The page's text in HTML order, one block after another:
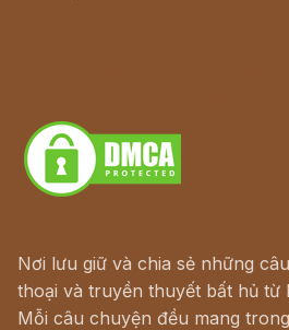
Nơi lưu giữ và chia sẻ những
thoại và truyền thuyết bất hủ từ
Mỗi câu chuyện đều mang